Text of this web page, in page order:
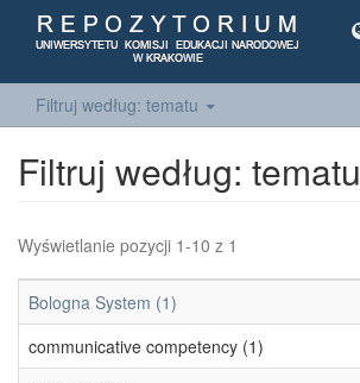
Filtruj według: tematu
Filtruj według: tematu
Wyświetlanie pozycji 1-10 z 1
Bologna System (1)
communicative competency (1)